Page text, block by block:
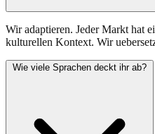
Wir adaptieren. Jeder Markt hat
kulturellen Kontext. Wir
Wie viele Sprachen deckt ihr ab?